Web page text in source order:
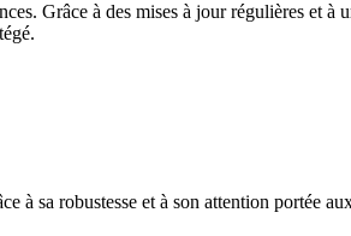
Grâce à des mises à jour régulières et
sa robustesse et à son attention portée